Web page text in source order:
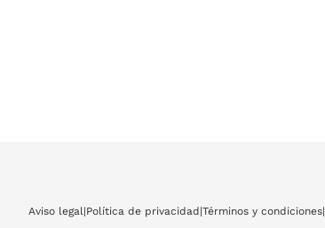
Aviso legal|Política de privacidad |Términos y condiciones|